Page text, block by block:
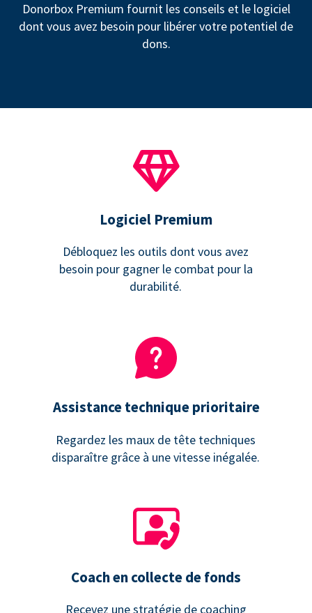
Donorbox Premium fournit les conseils et le logiciel
dont vous avez besoin pour libérer votre potentiel de
dons.
Logiciel Premium
Débloquez les outils dont vous avez
besoin pour gagner le combat pour la
durabilité.
Assistance technique prioritaire
Regardez les maux de tête techniques
disparaître grâce à une vitesse inégalée.
Coach en collecte de fonds
Recevez une stratégie de coaching